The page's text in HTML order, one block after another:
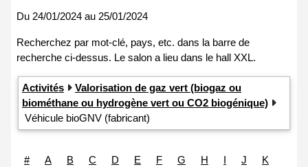
Du 24/01/2024 au 25/01/2024
Activités
Valorisation de gaz vert (biogaz ou
biométhane ou hydrogène vert ou CO2 biogénique)
Véhicule bioGNV (fabricant)
# A B C D E F G H I J K